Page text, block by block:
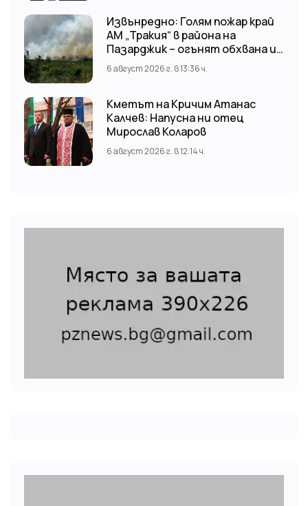
Извънредно: Голям пожар край
АМ „Тракия“ в района на
Пазарджик – огънят обхвана и
лозови масиви
6 август 2026 г. в 13:36 ч.
Кметът на Кричим Атанас
Калчев: Напусна ни отец
Мирослав Коларов
6 август 2026 г. в 12:14 ч.